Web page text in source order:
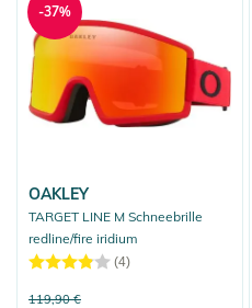
OAKLEY
TARGET LINE M Schneebrille
redline/fire iridium
(4)
119,90 €
-37%